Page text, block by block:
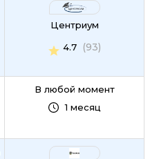
Центриум
4.7
(93)
В любой момент
1 месяц